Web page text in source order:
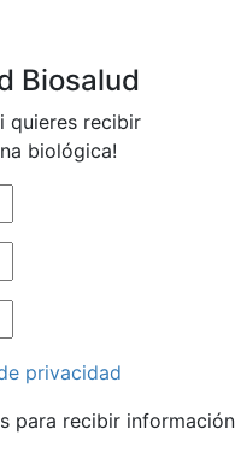
Biosalud
quieres recibir
biológica!
privacidad
para recibir información